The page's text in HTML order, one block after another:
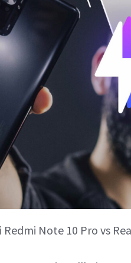
Redmi Note 10 Pro vs